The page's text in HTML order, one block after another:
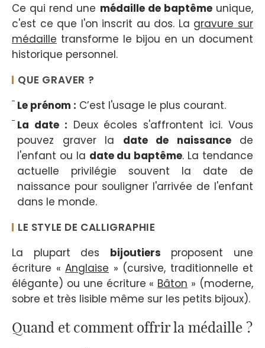
Ce qui rend une médaille de baptêmeunique,
c'est ce que l'on inscrit au dos. La gravure sur
médaille transforme le bijou en un document
historique personnel.
QUE GRAVER ?
Le prénom : C’est l'usage le plus courant.
La date : Deux écoles s'affrontent ici. Vous
pouvez graver la date de naissancede
l'enfant ou la date du baptême. La tendance
actuelle privilégie souvent la date de
naissance pour souligner l'arrivée de l'enfant
dans le monde.
LE STYLE DE CALLIGRAPHIE
La plupart des bijoutiers proposent une
écriture « Anglaise » (cursive, traditionnelle et
élégante) ou une écriture « Bâton » (moderne,
sobre et très lisible même sur les petits bijoux).
Quand et comment offrir la médaille ?